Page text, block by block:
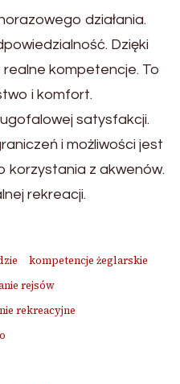
działania.
Dzięki
kompetencje. To
i komfort.
satysfakcji.
i możliwości jest
korzystania z akwenów.
rekreacji.
kompetencje żeglarskie
rejsów
rekreacyjne